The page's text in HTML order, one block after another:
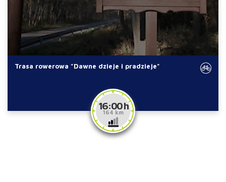
Trasa rowerowa "Dawne dzieje i pradzieje"
16:00 h
164 km